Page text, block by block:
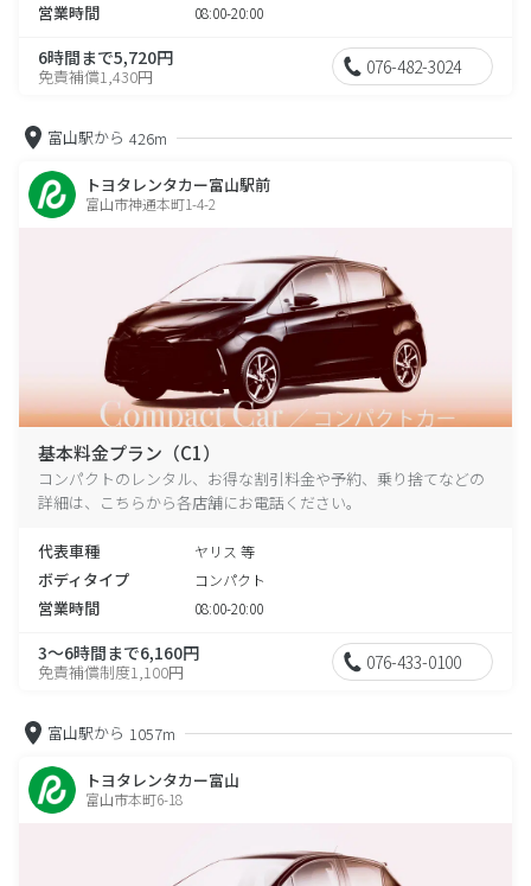
営業時間 08:00-20:00
6時間まで5,720円
免責補償1,430円 076-482-3024
富山駅から 426m
トヨタレンタカー富山駅前
富山市神通本町1-4-2
基本料金プラン（C1）
コンパクトのレンタル、お得な割引料金や予約、乗り捨てなどの
詳細は、こちらから各店舗にお電話ください。
代表車種 ヤリス 等
ボディタイプ コンパクト
営業時間 08:00-20:00
3～6時間まで6,160円
免責補償制度1,100円 076-433-0100
富山駅から 1057m
トヨタレンタカー富山
富山市本町6-18